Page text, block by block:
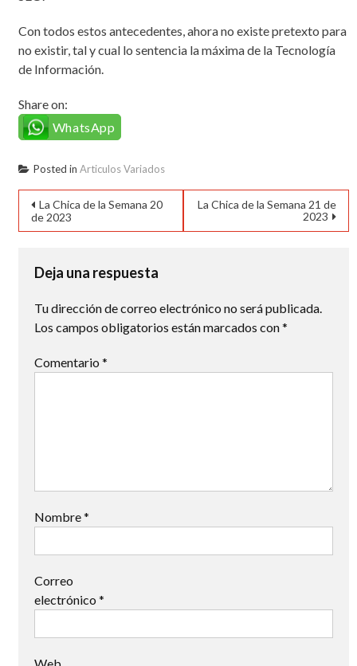
Con todos estos antecedentes, ahora no existe pretexto para
no existir, tal y cual lo sentencia la máxima de la Tecnología
de Información.
Share on:
WhatsApp
Posted in Articulos Variados
Navegación
de
entradas
La Chica de la Semana 20
de 2023
La Chica de la Semana 21 de
2023
Deja una respuesta
Tu dirección de correo electrónico no será publicada.
Los campos obligatorios están marcados con*
Comentario *
Nombre*
Correo
electrónico *